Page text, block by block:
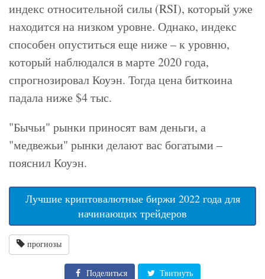
индекс относительной силы (RSI), который уже
находится на низком уровне. Однако, индекс
способен опуститься еще ниже – к уровню,
который наблюдался в марте 2020 года,
спрогнозировал Коуэн. Тогда цена биткоина
падала ниже $4 тыс.
"Бычьи" рынки приносят вам деньги, а
"медвежьи" рынки делают вас богатыми –
пояснил Коуэн.
Лучшие криптовалютные биржи 2022 года для
начинающих трейдеров
прогнозы
Поделиться Твитнуть